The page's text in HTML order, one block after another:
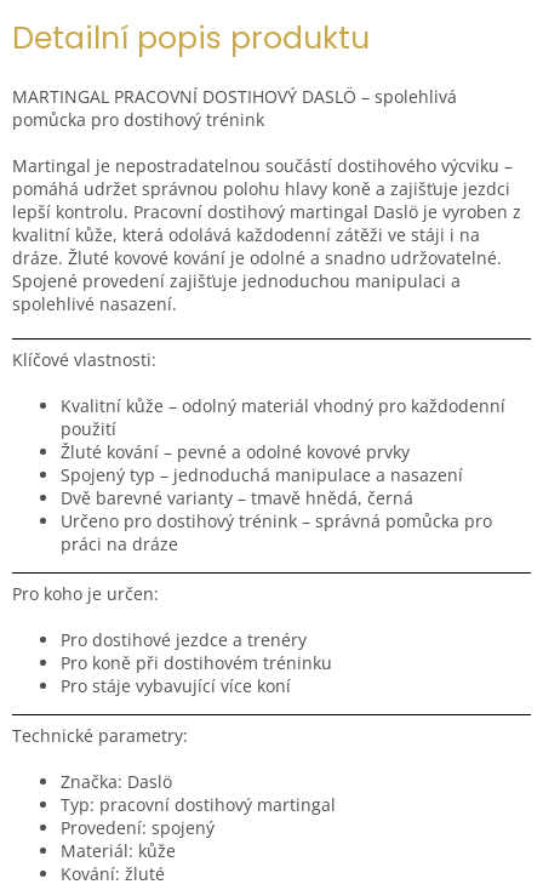
Detailní popis produktu
MARTINGAL PRACOVNÍ DOSTIHOVÝ DASLÖ – spolehlivá
pomůcka pro dostihový trénink
Martingal je nepostradatelnou součástí dostihového výcviku –
pomáhá udržet správnou polohu hlavy koně a zajišťuje jezdci
lepší kontrolu. Pracovní dostihový martingal Daslö je vyroben z
kvalitní kůže, která odolává každodenní zátěži ve stáji i na
dráze. Žluté kovové kování je odolné a snadno udržovatelné.
Spojené provedení zajišťuje jednoduchou manipulaci a
spolehlivé nasazení.
Klíčové vlastnosti:
Kvalitní kůže – odolný materiál vhodný pro každodenní
použití
Žluté kování – pevné a odolné kovové prvky
Spojený typ – jednoduchá manipulace a nasazení
Dvě barevné varianty – tmavě hnědá, černá
Určeno pro dostihový trénink – správná pomůcka pro
práci na dráze
Pro koho je určen:
Pro dostihové jezdce a trenéry
Pro koně při dostihovém tréninku
Pro stáje vybavující více koní
Technické parametry:
Značka: Daslö
Typ: pracovní dostihový martingal
Provedení: spojený
Materiál: kůže
Kování: žluté